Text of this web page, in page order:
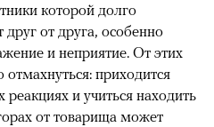
которой долго
друг от друга, особенно
и неприятие. От этих
приходится
реакциях и учиться находить
от товарища может